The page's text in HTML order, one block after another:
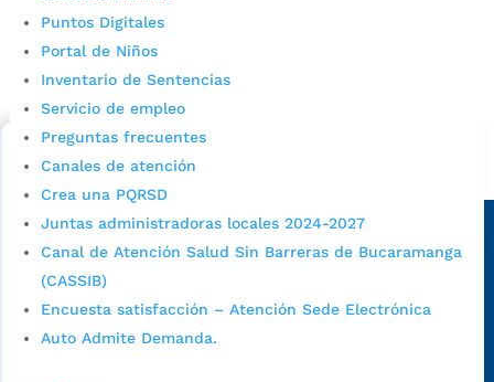
Puntos Digitales
Portal de Niños
Inventario de Sentencias
Servicio de empleo
Preguntas frecuentes
Canales de atención
Crea una PQRSD
Juntas administradoras locales 2024-2027
Canal de Atención Salud Sin Barreras de Bucaramanga
(CASSIB)
Encuesta satisfacción – Atención Sede Electrónica
Auto Admite Demanda.
Cupos Escolares Bucaramanga 2022
Consulta aqui los pasos para inscribirse y solicitar un
Alcaldía de Bucaramanga
Sede principal